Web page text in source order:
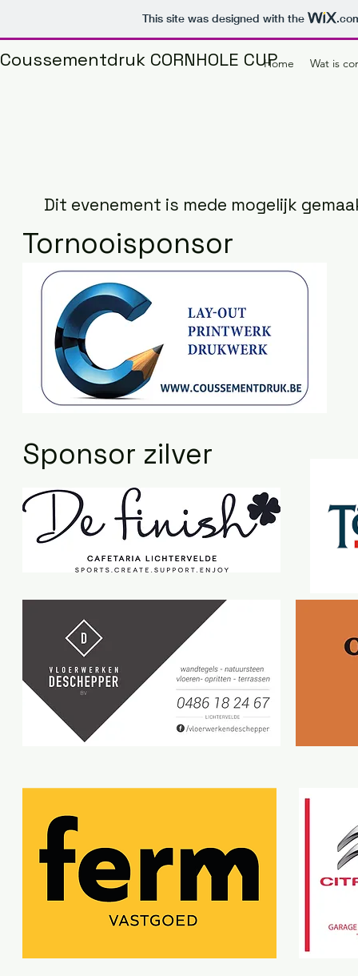
This site was designed with the
Coussementdruk CORNHOLE CUPHome Wat is
Dit evenement is mede mogelijk
Tornooisponsor
Sponsor zilver